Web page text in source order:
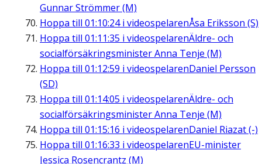
Gunnar Strömmer (M)
Hoppa till 01:10:24i videospelarenÅsa Eriksson (S)
Hoppa till 01:11:35 i videospelarenÄldre- och
socialförsäkringsminister Anna Tenje (M)
Hoppa till 01:12:59 i videospelarenDaniel Persson
(SD)
Hoppa till 01:14:05 i videospelarenÄldre- och
socialförsäkringsminister Anna Tenje (M)
Hoppa till 01:15:16 i videospelarenDaniel Riazat (-)
Hoppa till 01:16:33 i videospelarenEU-minister
Jessica Rosencrantz (M)